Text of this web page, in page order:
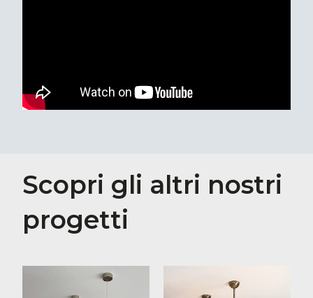
Scopri gli altri nostri
progetti